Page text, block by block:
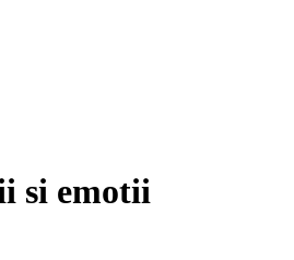
si emotii